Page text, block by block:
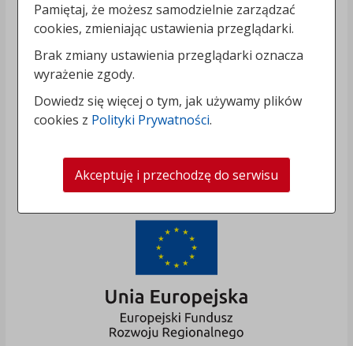
Pamiętaj, że możesz samodzielnie zarządzać
cookies, zmieniając ustawienia przeglądarki.
Brak zmiany ustawienia przeglądarki oznacza
wyrażenie zgody.
Dowiedz się więcej o tym, jak używamy plików
cookies z Polityki Prywatności.
Akceptuję i przechodzę do serwisu